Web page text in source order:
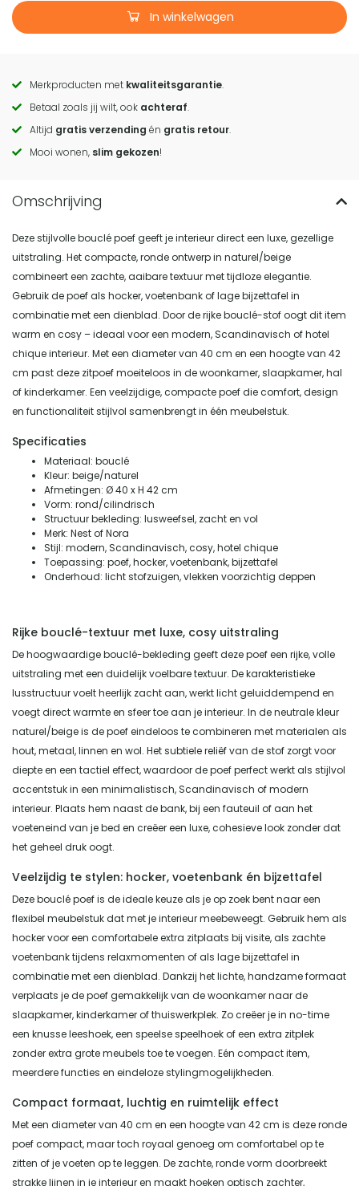
In winkelwagen
Call
to
actions
Merkproducten met kwaliteitsgarantie.
Betaal zoals jij wilt, ook achteraf.
Altijd gratis verzending én gratis retour.
Mooi wonen, slim gekozen!
Deze stijlvolle bouclé poef geeft je interieur direct een luxe, gezellige
uitstraling. Het compacte, ronde ontwerp in naturel/beige
combineert een zachte, aaibare textuur met tijdloze elegantie.
Gebruik de poef als hocker, voetenbank of lage bijzettafel in
combinatie met een dienblad. Door de rijke bouclé-stof oogt dit item
warm en cosy – ideaal voor een modern, Scandinavisch of hotel
chique interieur. Met een diameter van 40 cm en een hoogte van 42
cm past deze zitpoef moeiteloos in de woonkamer, slaapkamer, hal
of kinderkamer. Een veelzijdige, compacte poef die comfort, design
en functionaliteit stijlvol samenbrengt in één meubelstuk.
Specificaties
Materiaal: bouclé
Kleur: beige/naturel
Afmetingen: Ø 40 x H 42 cm
Vorm: rond/cilindrisch
Structuur bekleding: lusweefsel, zacht en vol
Merk: Nest of Nora
Stijl: modern, Scandinavisch, cosy, hotel chique
Toepassing: poef, hocker, voetenbank, bijzettafel
Onderhoud: licht stofzuigen, vlekken voorzichtig deppen
Rijke bouclé-textuur met luxe, cosy uitstraling
De hoogwaardige bouclé-bekleding geeft deze poef een rijke, volle
uitstraling met een duidelijk voelbare textuur. De karakteristieke
lusstructuur voelt heerlijk zacht aan, werkt licht geluiddempend en
voegt direct warmte en sfeer toe aan je interieur. In de neutrale kleur
naturel/beige is de poef eindeloos te combineren met materialen als
hout, metaal, linnen en wol. Het subtiele reliëf van de stof zorgt voor
diepte en een tactiel effect, waardoor de poef perfect werkt als stijlvol
accentstuk in een minimalistisch, Scandinavisch of modern
interieur. Plaats hem naast de bank, bij een fauteuil of aan het
voeteneind van je bed en creëer een luxe, cohesieve look zonder dat
het geheel druk oogt.
Veelzijdig te stylen: hocker, voetenbank én bijzettafel
Deze bouclé poef is de ideale keuze als je op zoek bent naar een
flexibel meubelstuk dat met je interieur meebeweegt. Gebruik hem als
hocker voor een comfortabele extra zitplaats bij visite, als zachte
voetenbank tijdens relaxmomenten of als lage bijzettafel in
combinatie met een dienblad. Dankzij het lichte, handzame formaat
verplaats je de poef gemakkelijk van de woonkamer naar de
slaapkamer, kinderkamer of thuiswerkplek. Zo creëer je in no-time
een knusse leeshoek, een speelse speelhoek of een extra zitplek
zonder extra grote meubels toe te voegen. Eén compact item,
meerdere functies en eindeloze stylingmogelijkheden.
Compact formaat, luchtig en ruimtelijk effect
Met een diameter van 40 cm en een hoogte van 42 cm is deze ronde
poef compact, maar toch royaal genoeg om comfortabel op te
zitten of je voeten op te leggen. De zachte, ronde vorm doorbreekt
strakke lijnen in je interieur en maakt hoeken optisch zachter,